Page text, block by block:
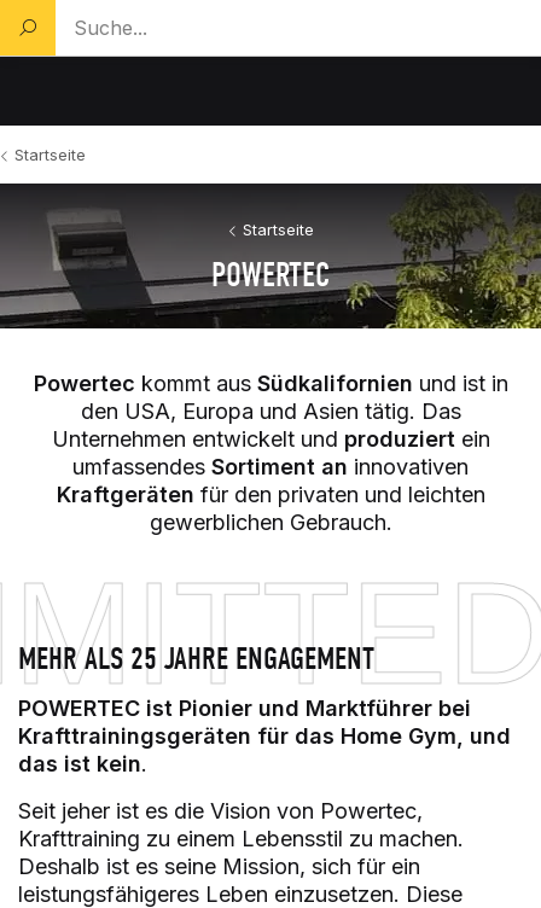
Startseite
Startseite
POWERTEC
Powertec kommt aus Südkalifornien und ist in
den USA, Europa und Asien tätig. Das
Unternehmen entwickelt und produziert ein
umfassendes Sortiment an innovativen
Kraftgeräten für den privaten und leichten
gewerblichen Gebrauch.
MEHR ALS 25 JAHRE ENGAGEMENT
POWERTEC ist Pionier und Marktführer bei
Krafttrainingsgeräten für das Home Gym, und
das ist kein.
Seit jeher ist es die Vision von Powertec,
Krafttraining zu einem Lebensstil zu machen.
Deshalb ist es seine Mission, sich für ein
leistungsfähigeres Leben einzusetzen. Diese